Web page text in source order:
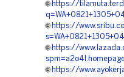
🌐 https://
🌐 https://
🌐 https://
🌐 https://